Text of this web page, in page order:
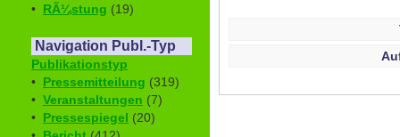
• RÃ¼stung (19)
Navigation Publ.-Typ
Publikationstyp
• Pressemitteilung (319)
• Veranstaltungen (7)
• Pressespiegel (20)